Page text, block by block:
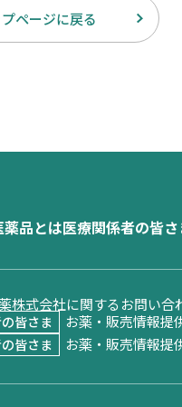
プページに戻る
品とは医療関係者の皆
株式会社に関するお問い合
皆さま お薬・販売情報提
皆さま お薬・販売情報提